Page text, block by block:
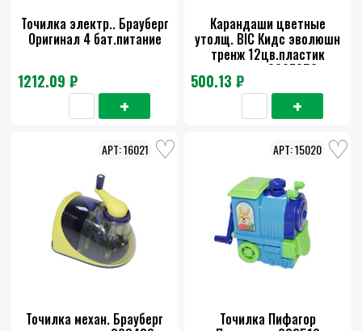
Точилка электр.. Брауберг
Оригинал 4 бат.питание
1212.09 ₽
Карандаши цветные
утолщ. ВIC Кидс эволюшн
тренж 12цв.пластик
треъран.8297356
500.13 ₽
Точилка механ. Брауберг
16021
Точилка Пифагор
15020